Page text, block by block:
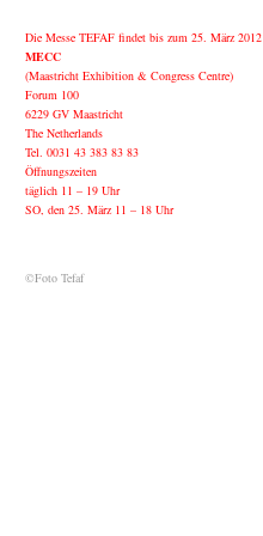
Die Messe TEFAF findet bis zum 25. März 2012
MECC
(Maastricht Exhibition & Congress Centre)
Forum 100
6229 GV Maastricht
The Netherlands
Tel. 0031 43 383 83 83
Öffnungszeiten
täglich 11 – 19 Uhr
SO, den 25. März 11 – 18 Uhr
©Foto Tefaf